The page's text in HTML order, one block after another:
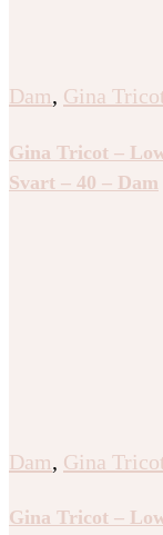
Dam, Gina
Gina Tricot –
Svart – 40 – Dam
Dam, Gina
Gina Tricot –